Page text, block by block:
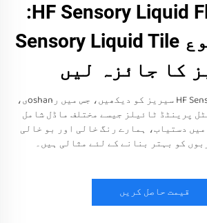
HF Sensory Liquid Floor Tiles:
اپنے متنوع Sensory Liquid Tile
کا جائزہ لیں
HF Sensory Liquid Floor Tiles سیریز کو دیکھیں، جس میں رoshanی،
پرینٹڈ ٹائیلز جیسے مختلف ماڈل شامل
دستیاب، ہمارے رنگ خالی اور بو خالی
کو بہتر بنانے کے لئے مثالی ہیں۔
قیمت حاصل کریں